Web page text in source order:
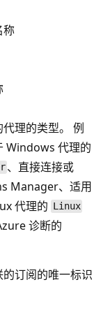
称
理的类型。 例
Windows 代理的
、直接连接或
Manager、适用
代理的 Linux
诊断的
订阅的唯一标识